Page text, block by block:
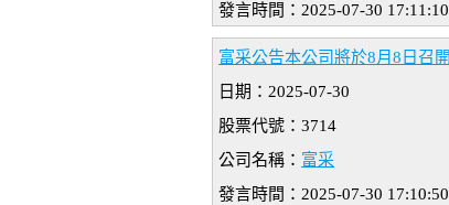
發言時間：2025-07-30 17:11:10
富采公告本公司將於8月8日召
日期：2025-07-30
股票代號：3714
公司名稱： 富采
發言時間：2025-07-30 17:10:50